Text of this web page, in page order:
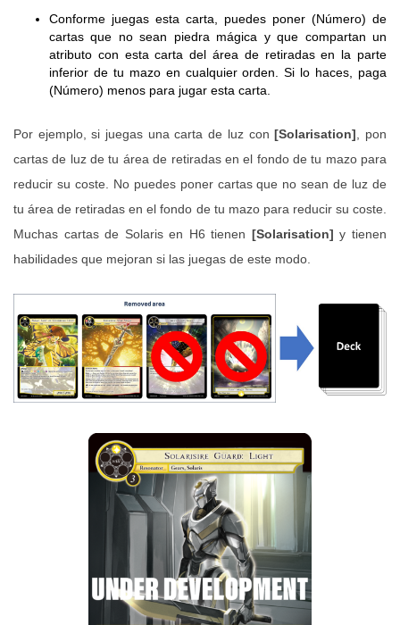
Conforme juegas esta carta, puedes poner (Número) de
cartas que no sean piedra mágica y que compartan un
atributo con esta carta del área de retiradas en la parte
inferior de tu mazo en cualquier orden. Si lo haces, paga
(Número) menos para jugar esta carta.
Por ejemplo, si juegas una carta de luz con [Solarisation] , pon
cartas de luz de tu área de retiradas en el fondo de tu mazo para
reducir su coste. No puedes poner cartas que no sean de luz de
tu área de retiradas en el fondo de tu mazo para reducir su coste.
Muchas cartas de Solaris en H6 tienen [Solarisation] y tienen
habilidades que mejoran si las juegas de este modo.